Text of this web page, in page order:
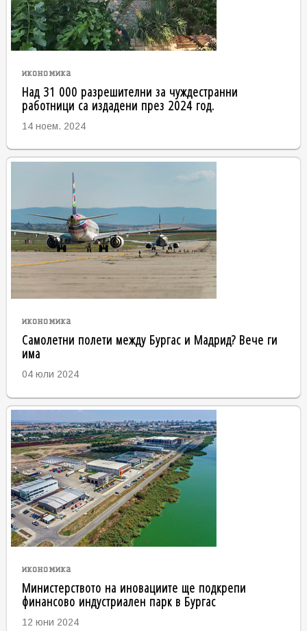
икономика
Над 31 000 разрешителни за чуждестранни
работници са издадени през 2024 год.
14 ноем. 2024
икономика
Самолетни полети между Бургас и Мадрид? Вече ги
има
04 юли 2024
икономика
Министерството на иновациите ще подкрепи
финансово индустриален парк в Бургас
12 юни 2024